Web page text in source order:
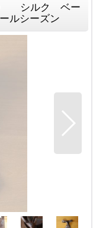
) シルク ベー
ルシーズン